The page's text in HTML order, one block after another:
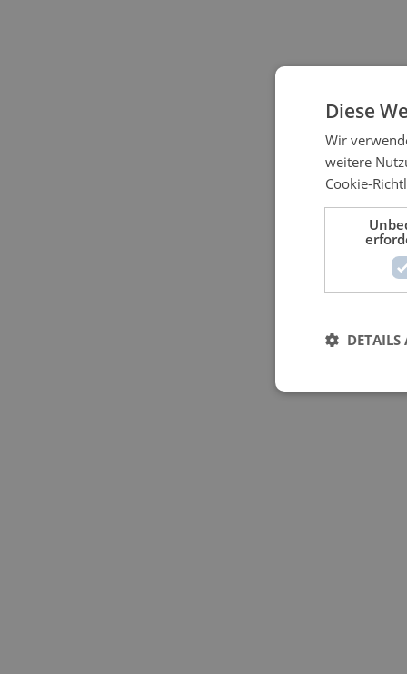
Diese
Wir
weitere
Cookie-
DETAILS